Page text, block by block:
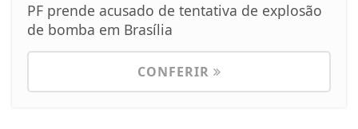
PF prende acusado de tentativa de explosão
de bomba em Brasília
CONFERIR